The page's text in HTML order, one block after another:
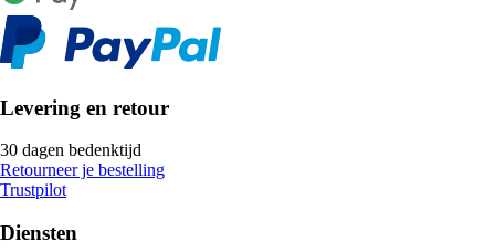
Levering en retour
30 dagen bedenktijd
Retourneer je bestelling
Trustpilot
Diensten